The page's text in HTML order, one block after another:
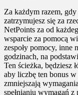
Za każdym razem,
zatrzymujesz się za
NetPoints za od
wsparcie za pomocą
zespoły pomocy, inne
godzinach, na
Ten ścieżka, będziesz
aby liczbę ten bonus
zmniejszają
spełnianiu wymagań